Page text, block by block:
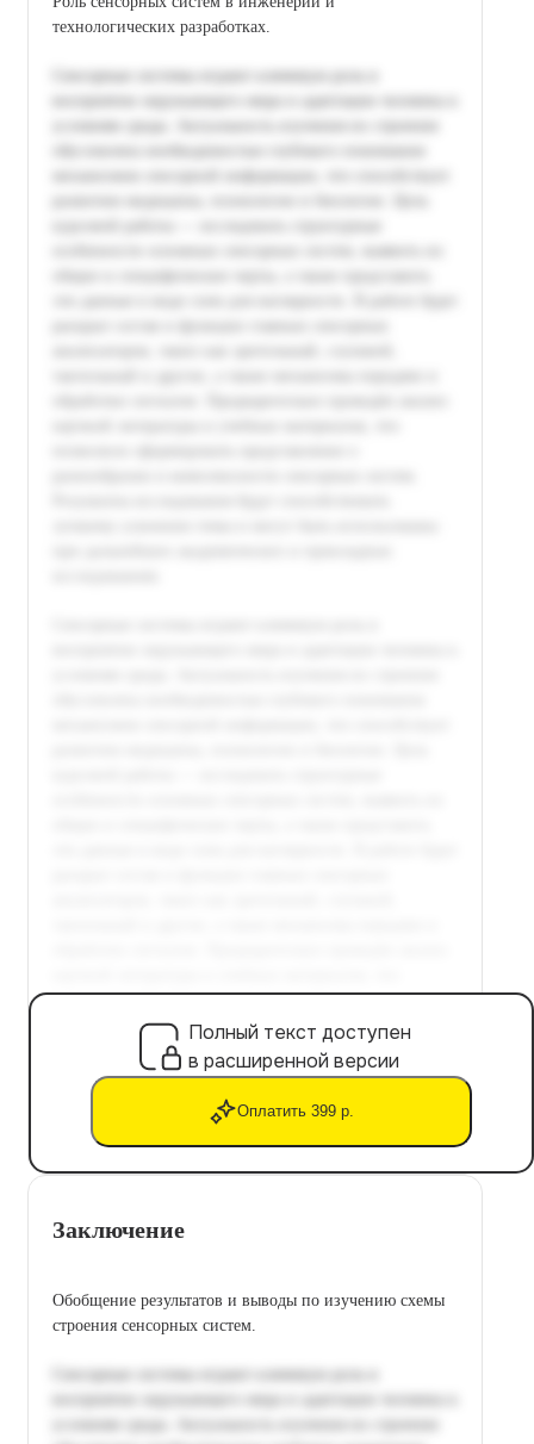
технологических разработках.
Полный текст доступен
в расширенной версии
Оплатить 399 р.
Заключение
Обобщение результатов и выводы по изучению схемы
строения сенсорных систем.